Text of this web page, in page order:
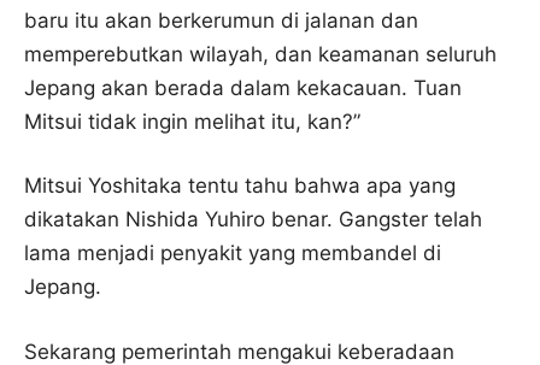
baru itu akan berkerumun di jalanan dan
memperebutkan wilayah, dan keamanan seluruh
Jepang akan berada dalam kekacauan. Tuan
Mitsui tidak ingin melihat itu, kan?”
Mitsui Yoshitaka tentu tahu bahwa apa yang
dikatakan Nishida Yuhiro benar. Gangster telah
lama menjadi penyakit yang membandel di
Jepang.
Sekarang pemerintah mengakui keberadaan